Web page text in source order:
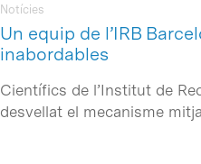
Un equip de l’IRB
inabordables
Notícies
Científics de l’Institut de
desvellat el mecanisme